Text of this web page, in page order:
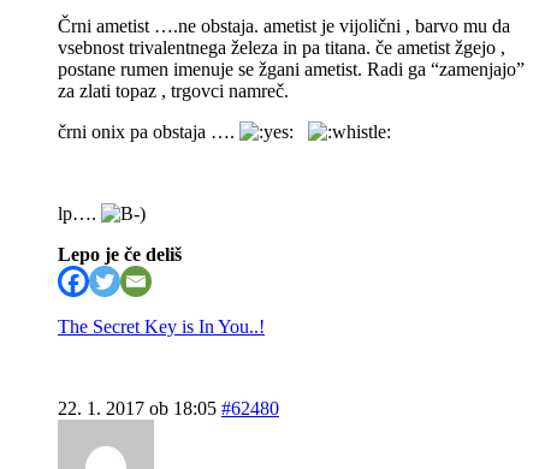
Črni ametist ….ne obstaja. ametist je vijolični , barvo mu da
vsebnost trivalentnega železa in pa titana. če ametist žgejo ,
postane rumen imenuje se žgani ametist. Radi ga “zamenjajo”
za zlati topaz , trgovci namreč.
črni onix pa obstaja ….
lp….
Lepo je če deliš
The Secret Key is In You..!
22. 1. 2017 ob 18:05 #62480